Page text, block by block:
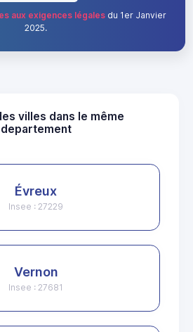
aux exigences légalesdu 1er Janvier
2025.
villes dans le même
departement
Évreux
Insee : 27229
Vernon
Insee : 27681